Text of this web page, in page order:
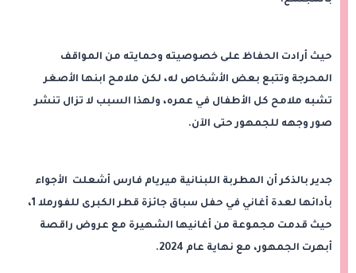
حيث أرادت الحفاظ على خصوصيته وحمايته من المواقف
المحرجة وتتبع بعض الأشخاص له، لكن ملامح ابنها الأصغر
تشبه ملامح كل الأطفال في عمره، ولهذا السبب لا تزال تنشر
صور وجهه للجمهور حتى الآن.
جدير بالذكر أن المطربة اللبنانية ميريام فارس أشعلت الأجواء
بأدائها لعدة أغاني في حفل سباق جائزة قطر الكبرى للفورملا 1،
حيث قدمت مجموعة من أغانيها الشهيرة مع عروض راقصة
أبهرت الجمهور، مع نهاية عام 2024.